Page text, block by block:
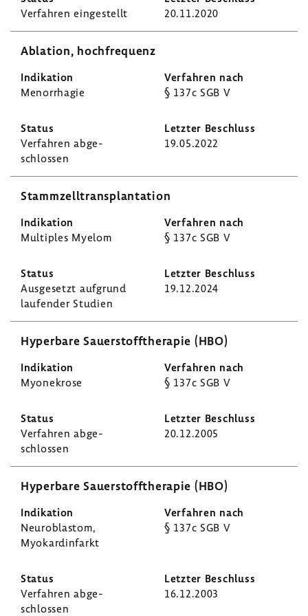
Verfahren einge­stellt 20.11.2020
Abla­tion, hoch­fre­quenz
Menor­rhagie § 137c SGB V
Verfahren abge­
schlossen
19.05.2022
Stamm­zell­trans­plan­ta­tion
Multi­ples Myelom § 137c SGB V
Ausge­setzt aufgrund
laufender Studien
19.12.2024
Hyper­bare Sauer­stoff­the­rapie (HBO)
Myone­krose § 137c SGB V
Verfahren abge­
schlossen
20.12.2005
Hyper­bare Sauer­stoff­the­rapie (HBO)
Neuro­blastom,
Myokard­in­farkt
§ 137c SGB V
Verfahren abge­
schlossen
16.12.2003